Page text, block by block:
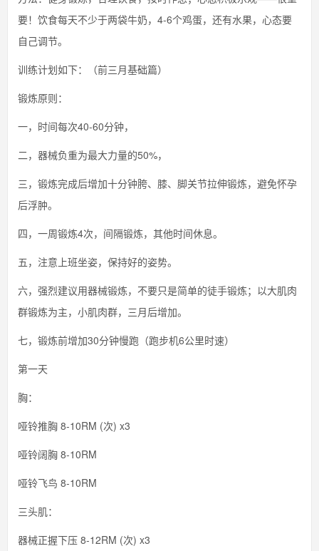
要！饮食每天不少于两袋牛奶，4-6个鸡蛋，还有水果，心态要
自己调节。
训练计划如下：（前三月基础篇）
锻炼原则：
一，时间每次40-60分钟，
二，器械负重为最大力量的50%，
三，锻炼完成后增加十分钟胯、膝、脚关节拉伸锻炼，避免怀孕
后浮肿。
四，一周锻炼4次，间隔锻炼，其他时间休息。
五，注意上班坐姿，保持好的姿势。
六，强烈建议用器械锻炼，不要只是简单的徒手锻炼；以大肌肉
群锻炼为主，小肌肉群，三月后增加。
七，锻炼前增加30分钟慢跑（跑步机6公里时速）
第一天
胸：
哑铃推胸 8-10RM (次) x3
哑铃阔胸 8-10RM
哑铃飞鸟 8-10RM
三头肌：
器械正握下压 8-12RM (次) x3